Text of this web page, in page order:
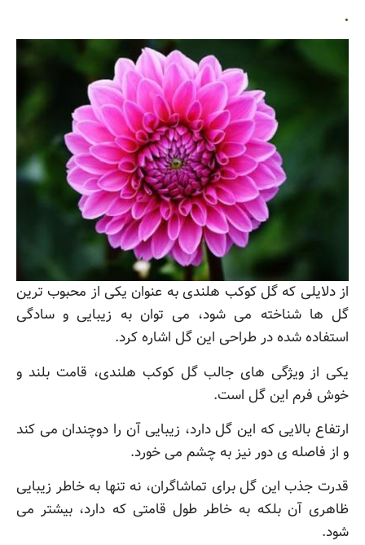
.
از دلایلی که گل کوکب هلندی به عنوان یکی از محبوب ترین
گل ها شناخته می شود، می توان به زیبایی و سادگی
استفاده شده در طراحی این گل اشاره کرد.
یکی از ویژگی های جالب گل کوکب هلندی، قامت بلند و
خوش فرم این گل است.
ارتفاع بالایی که این گل دارد، زیبایی آن را دوچندان می کند
و از فاصله ی دور نیز به چشم می خورد.
قدرت جذب این گل برای تماشاگران، نه تنها به خاطر زیبایی
ظاهری آن بلکه به خاطر طول قامتی که دارد، بیشتر می
شود.